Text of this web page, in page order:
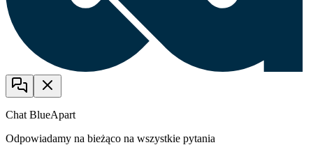
Chat BlueApart
Odpowiadamy na bieżąco na wszystkie pytania